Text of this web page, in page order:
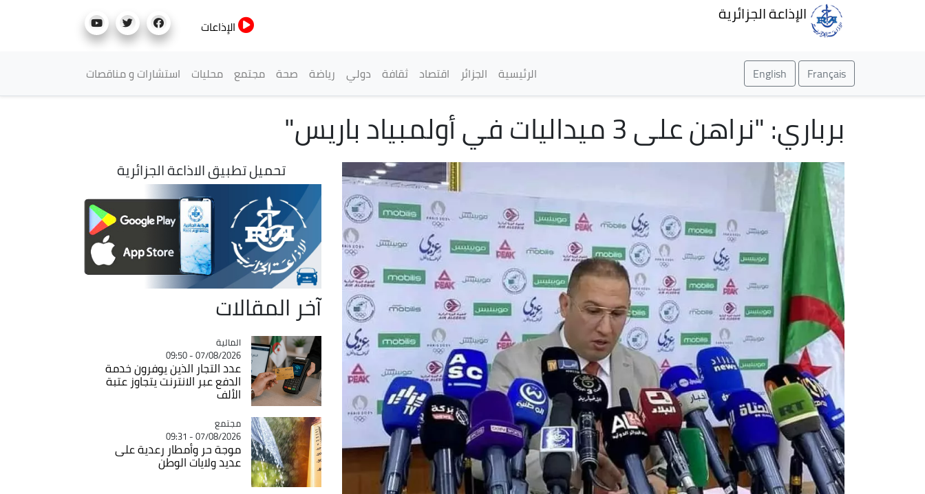
الإذاعة الجزائرية
الإذاعات
Français
English القائمة الرئيسية
الرئيسية الجزائر اقتصاد ثقافة دولي رياضة صحة مجتمع محليات استشارات و مناقصات
برباري: "نراهن على 3 ميداليات في أولمبياد باريس"
تحميل تطبيق الاذاعة الجزائرية
آخر المقالات
Catégorie
المالية
07/08/2026 - 09:50
عدد التجار الذين يوفرون خدمة
الدفع عبر الانترنت يتجاوز عتبة
الألف
Catégorie
مجتمع
07/08/2026 - 09:31
موجة حر وأمطار رعدية على
عديد ولايات الوطن